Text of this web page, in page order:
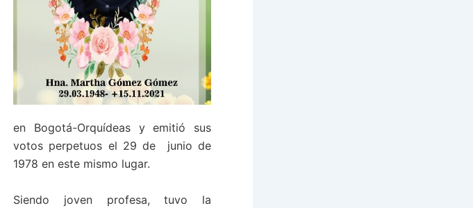
en Bogotá-Orquídeas y emitió sus
votos perpetuos el 29 de junio de
1978 en este mismo lugar.
Siendo joven profesa, tuvo la